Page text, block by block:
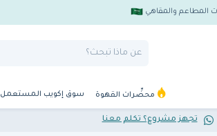
المطاعم والمقاهي
محضِّرات القهوة سوق إكويب المستعمل
تجهز مشروع؟ تكلم معنا